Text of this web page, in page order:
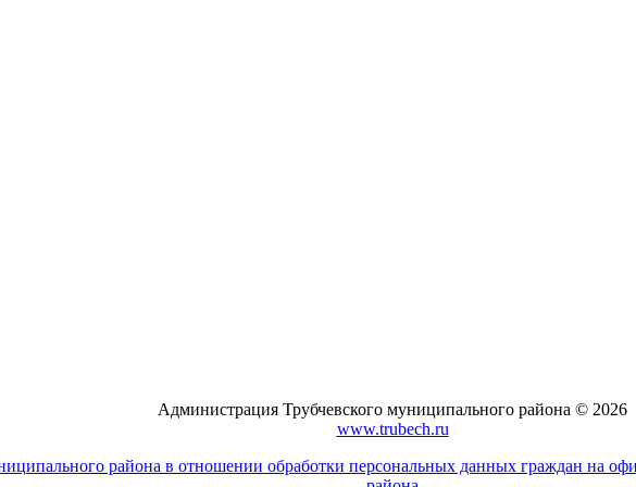
Администрация Трубчевского муниципального района © 2026
www.trubech.ru
района в отношении обработки персональных данных граждан на